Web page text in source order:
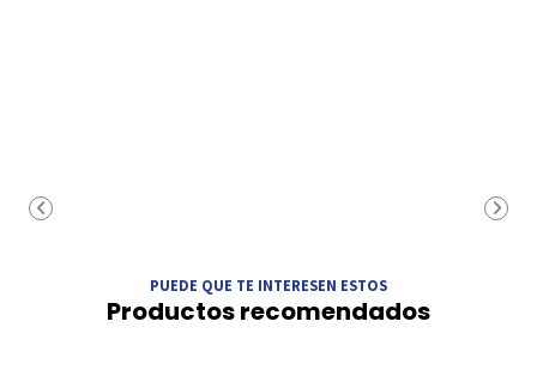
PUEDE QUE TE INTERESEN ESTOS
Productos recomendados